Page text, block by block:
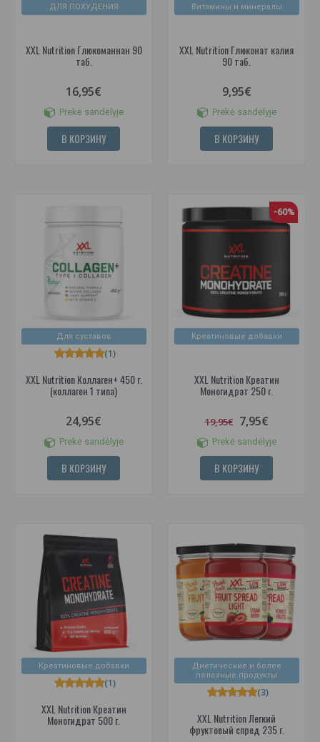
ДЛЯ ПОХУДЕНИЯ
XXL Nutrition Глюкоманнан 90
таб.
16,95€
Prekė sandėlyje
В КОРЗИНУ
Витамины и минералы
XXL Nutrition Глюконат калия
90 таб.
9,95€
Prekė sandėlyje
В КОРЗИНУ
Для суставов
XXL Nutrition Коллаген+ 450 г.
(коллаген 1 типа)
(1)
24,95€
Prekė sandėlyje
В КОРЗИНУ
Креатиновые добавки
-60%
XXL Nutrition Креатин
Моногидрат 250 г.
19,95€ 7,95€
Prekė sandėlyje
В КОРЗИНУ
Креатиновые добавки
XXL Nutrition Креатин
Моногидрат 500 г.
(1)
Диетические и более
полезные продукты
XXL Nutrition Легкий
фруктовый спред 235 г.
(3)